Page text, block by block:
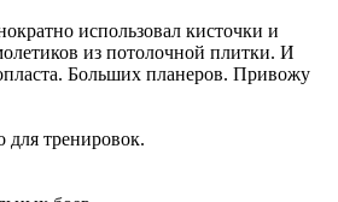
использовал кисточки и
из потолочной плитки. И
Больших планеров. Привожу
тренировок.